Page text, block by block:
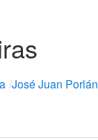
/José Juan Porlán